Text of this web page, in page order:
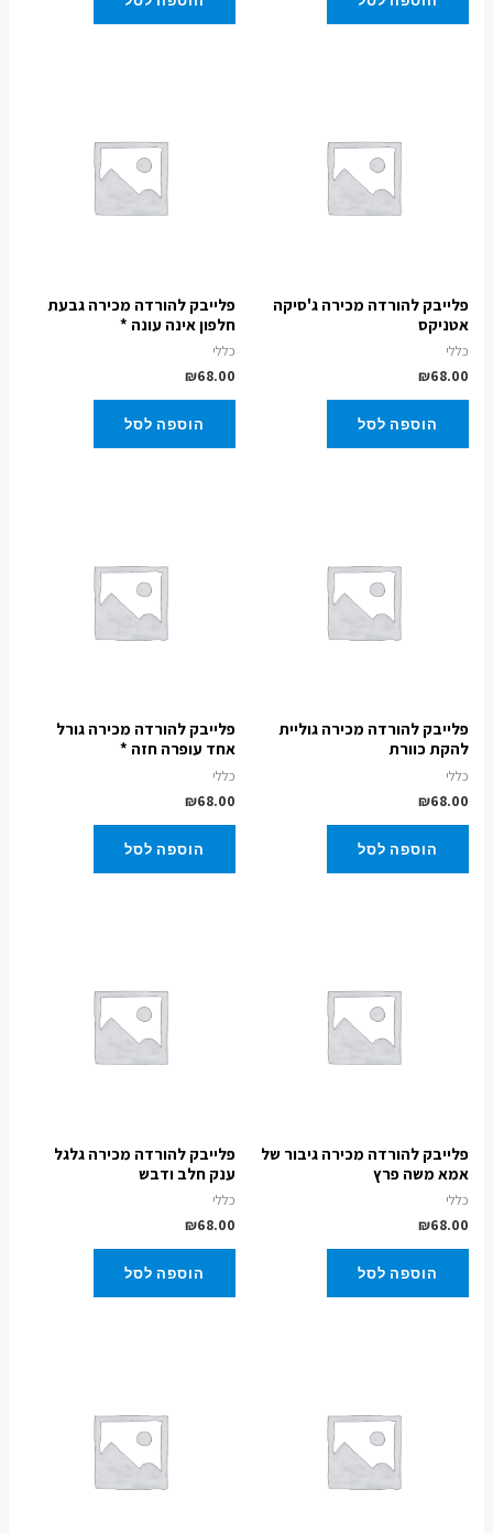
פלייבק להורדה מכירה ג'סיקה
אטניקס
כללי
₪68.00
הוספה לסל
פלייבק להורדה מכירה גבעת
חלפון אינה עונה *
כללי
₪68.00
הוספה לסל
פלייבק להורדה מכירה גוליית
להקת כוורת
כללי
₪68.00
הוספה לסל
פלייבק להורדה מכירה גורל
אחד עופרה חזה *
כללי
₪68.00
הוספה לסל
פלייבק להורדה מכירה גיבור של
אמא משה פרץ
כללי
₪68.00
הוספה לסל
פלייבק להורדה מכירה גלגל
ענק חלב ודבש
כללי
₪68.00
הוספה לסל